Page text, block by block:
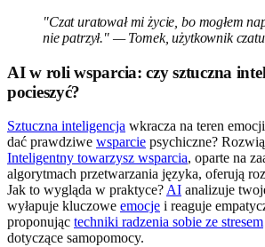
"Czat uratował mi życie, bo mogłem
nie patrzył." — Tomek, użytkownik
AI w roli wsparcia: czy sztuczna
pocieszyć?
Sztuczna inteligencja wkracza na teren
dać prawdziwe wsparcie psychiczne?
Inteligentny towarzysz wsparcia, oparte na
algorytmach przetwarzania języka, oferują
Jak to wygląda w praktyce? AI analizuje
wyłapuje kluczowe emocje i reaguje
proponując techniki radzenia sobie ze stresem
dotyczące samopomocy.